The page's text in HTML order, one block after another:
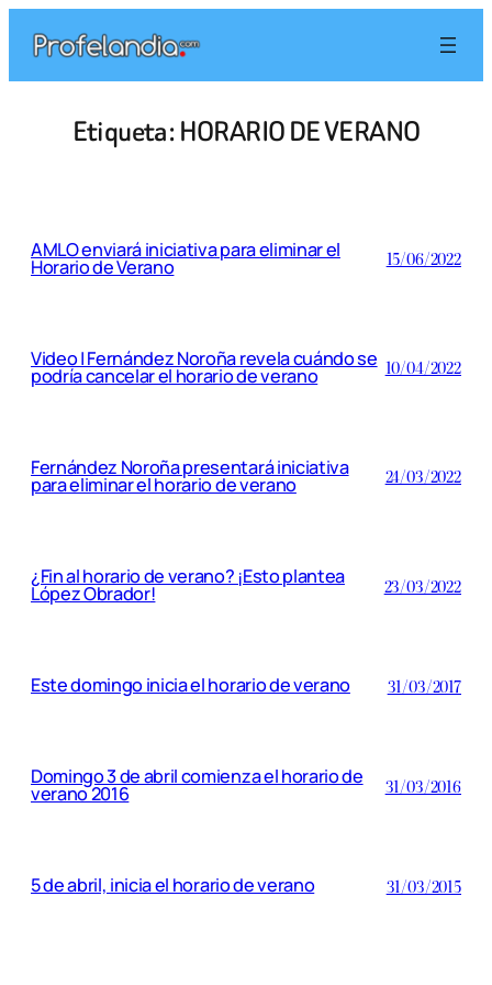
contenido
Etiqueta:HORARIO DE VERANO
AMLO enviará iniciativa para eliminar el
Horario de Verano 15/06/2022
Video | Fernández Noroña revela cuándo se
podría cancelar el horario de verano 10/04/2022
Fernández Noroña presentará iniciativa
para eliminar el horario de verano 24/03/2022
¿Fin al horario de verano? ¡Esto plantea
López Obrador! 23/03/2022
Este domingo inicia el horario de verano 31/03/2017
Domingo 3 de abril comienza el horario de
verano 2016 31/03/2016
5 de abril, inicia el horario de verano 31/03/2015